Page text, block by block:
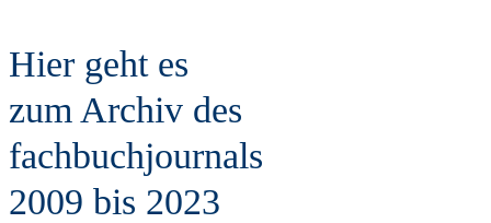
Hier geht es
zum Archiv des
fachbuchjournals
2009 bis 2023